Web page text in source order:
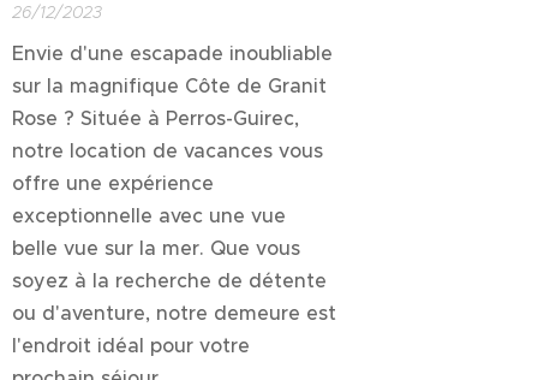
26/12/2023
Envie d'une escapade inoubliable
sur la magnifique Côte de Granit
Rose ? Située à Perros-Guirec,
notre location de vacances vous
offre une expérience
exceptionnelle avec une vue
belle vue sur la mer. Que vous
soyez à la recherche de détente
ou d'aventure, notre demeure est
l'endroit idéal pour votre